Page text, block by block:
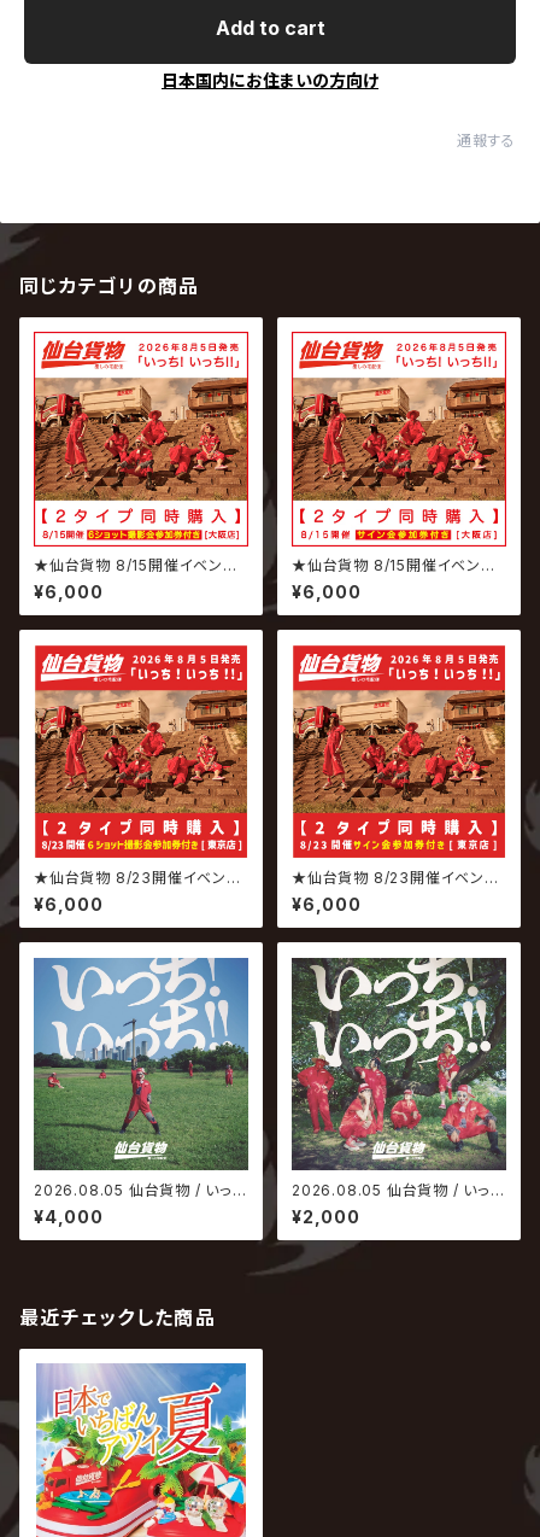
Add to cart
日本国内にお住まいの方向け
通報する
同じカテゴリの商品
★仙台貨物 8/15開催イベント
専用商品★ 2026.08.05 仙台
貨物 / いっち! いっち!! 【6ショッ
ト撮影会参加権付】
¥6,000
★仙台貨物 8/15開催イベント
専用商品★ 2026.08.05 仙台
貨物 / いっち! いっち!! 【サイン
会参加権付】
¥6,000
★仙台貨物 8/23開催イベント
専用商品★ 2026.08.05 仙台
貨物 / いっち! いっち!! 【6ショッ
ト撮影会参加権付】
¥6,000
★仙台貨物 8/23開催イベント
専用商品★ 2026.08.05 仙台
貨物 / いっち! いっち!! 【サイン
会参加権付】
¥6,000
2026.08.05 仙台貨物 / いっ
ち! いっち!!【Type-A】
¥4,000
2026.08.05 仙台貨物 / いっ
ち! いっち!!【Type-B】
¥2,000
最近チェックした商品